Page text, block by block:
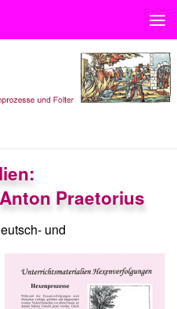
Praetorius
und